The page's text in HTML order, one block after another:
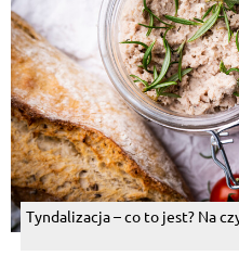
Tyndalizacja – co to jest? Na